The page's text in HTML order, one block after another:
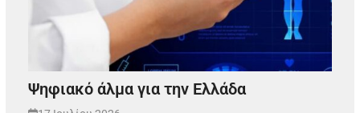
Ψηφιακό άλμα για την Ελλάδα